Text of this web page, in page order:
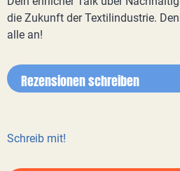
die Zukunft der Textilindustrie.
alle an!
Rezensionen schreiben
Schreib mit!